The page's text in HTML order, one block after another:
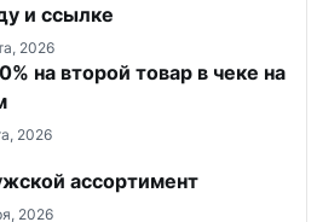
и ссылке
2026
на второй товар в чеке на
2026
ассортимент
2026